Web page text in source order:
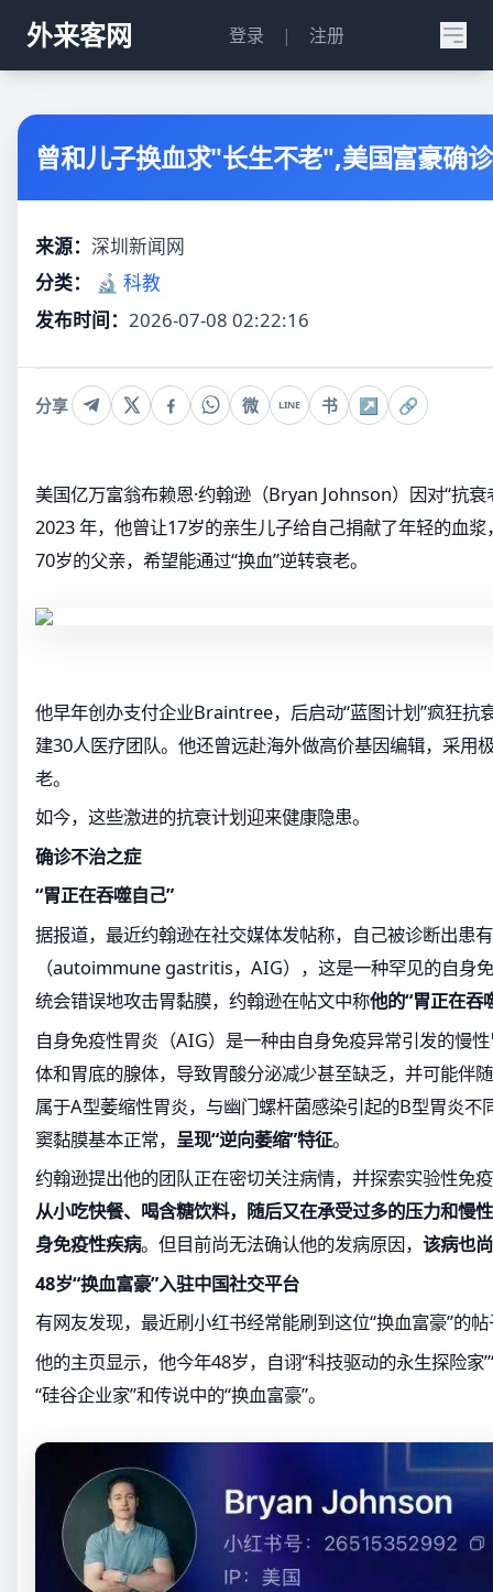
外来客网 登录 | 注册
曾和儿子换血求"长生不老",美国富豪确
来源： 深圳新闻网
分类：
🔬 科教
发布时间： 2026-07-08 02:22:16
分享 微 LINE 书 ↗ 🔗
美国亿万富翁布赖恩·约翰逊（Bryan Johnson）因对“抗
2023 年，他曾让17岁的亲生儿子给自己捐献了年轻的血
70岁的父亲，希望能通过“换血”逆转衰老。
他早年创办支付企业Braintree，后启动“蓝图计划”疯狂抗
建30人医疗团队。他还曾远赴海外做高价基因编辑，采用
老。
如今，这些激进的抗衰计划迎来健康隐患。
确诊不治之症
“胃正在吞噬自己”
据报道，最近约翰逊在社交媒体发帖称，自己被诊断出患
（autoimmune gastritis，AIG），这是一种罕见的自身
统会错误地攻击胃黏膜，约翰逊在帖文中称他的“胃正在吞
自身免疫性胃炎（AIG）是一种由自身免疫异常引发的慢
体和胃底的腺体，导致胃酸分泌减少甚至缺乏，并可能伴
属于A型萎缩性胃炎，与幽门螺杆菌感染引起的B型胃炎不
窦黏膜基本正常， 呈现“逆向萎缩”特征。
约翰逊提出他的团队正在密切关注病情，并探索实验性免
从小吃快餐、喝含糖饮料，随后又在承受过多的压力和慢
身免疫性疾病。但目前尚无法确认他的发病原因， 该病也
48岁“换血富豪”入驻中国社交平台
有网友发现，最近刷小红书经常能刷到这位“换血富豪”的
他的主页显示，他今年48岁，自诩“科技驱动的永生探险家
“硅谷企业家”和传说中的“换血富豪”。